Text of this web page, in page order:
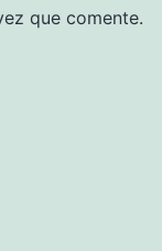
que comente.